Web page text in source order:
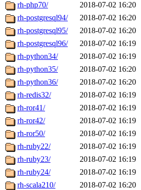
rh-php70/
2018-07-02 16:20
rh-postgresql94/
2018-07-02 16:20
rh-postgresql95/
2018-07-02 16:20
rh-postgresql96/
2018-07-02 16:19
rh-python34/
2018-07-02 16:19
rh-python35/
2018-07-02 16:20
rh-python36/
2018-07-02 16:20
rh-redis32/
2018-07-02 16:19
rh-ror41/
2018-07-02 16:19
rh-ror42/
2018-07-02 16:19
rh-ror50/
2018-07-02 16:19
rh-ruby22/
2018-07-02 16:19
rh-ruby23/
2018-07-02 16:19
rh-ruby24/
2018-07-02 16:19
rh-scala210/
2018-07-02 16:20